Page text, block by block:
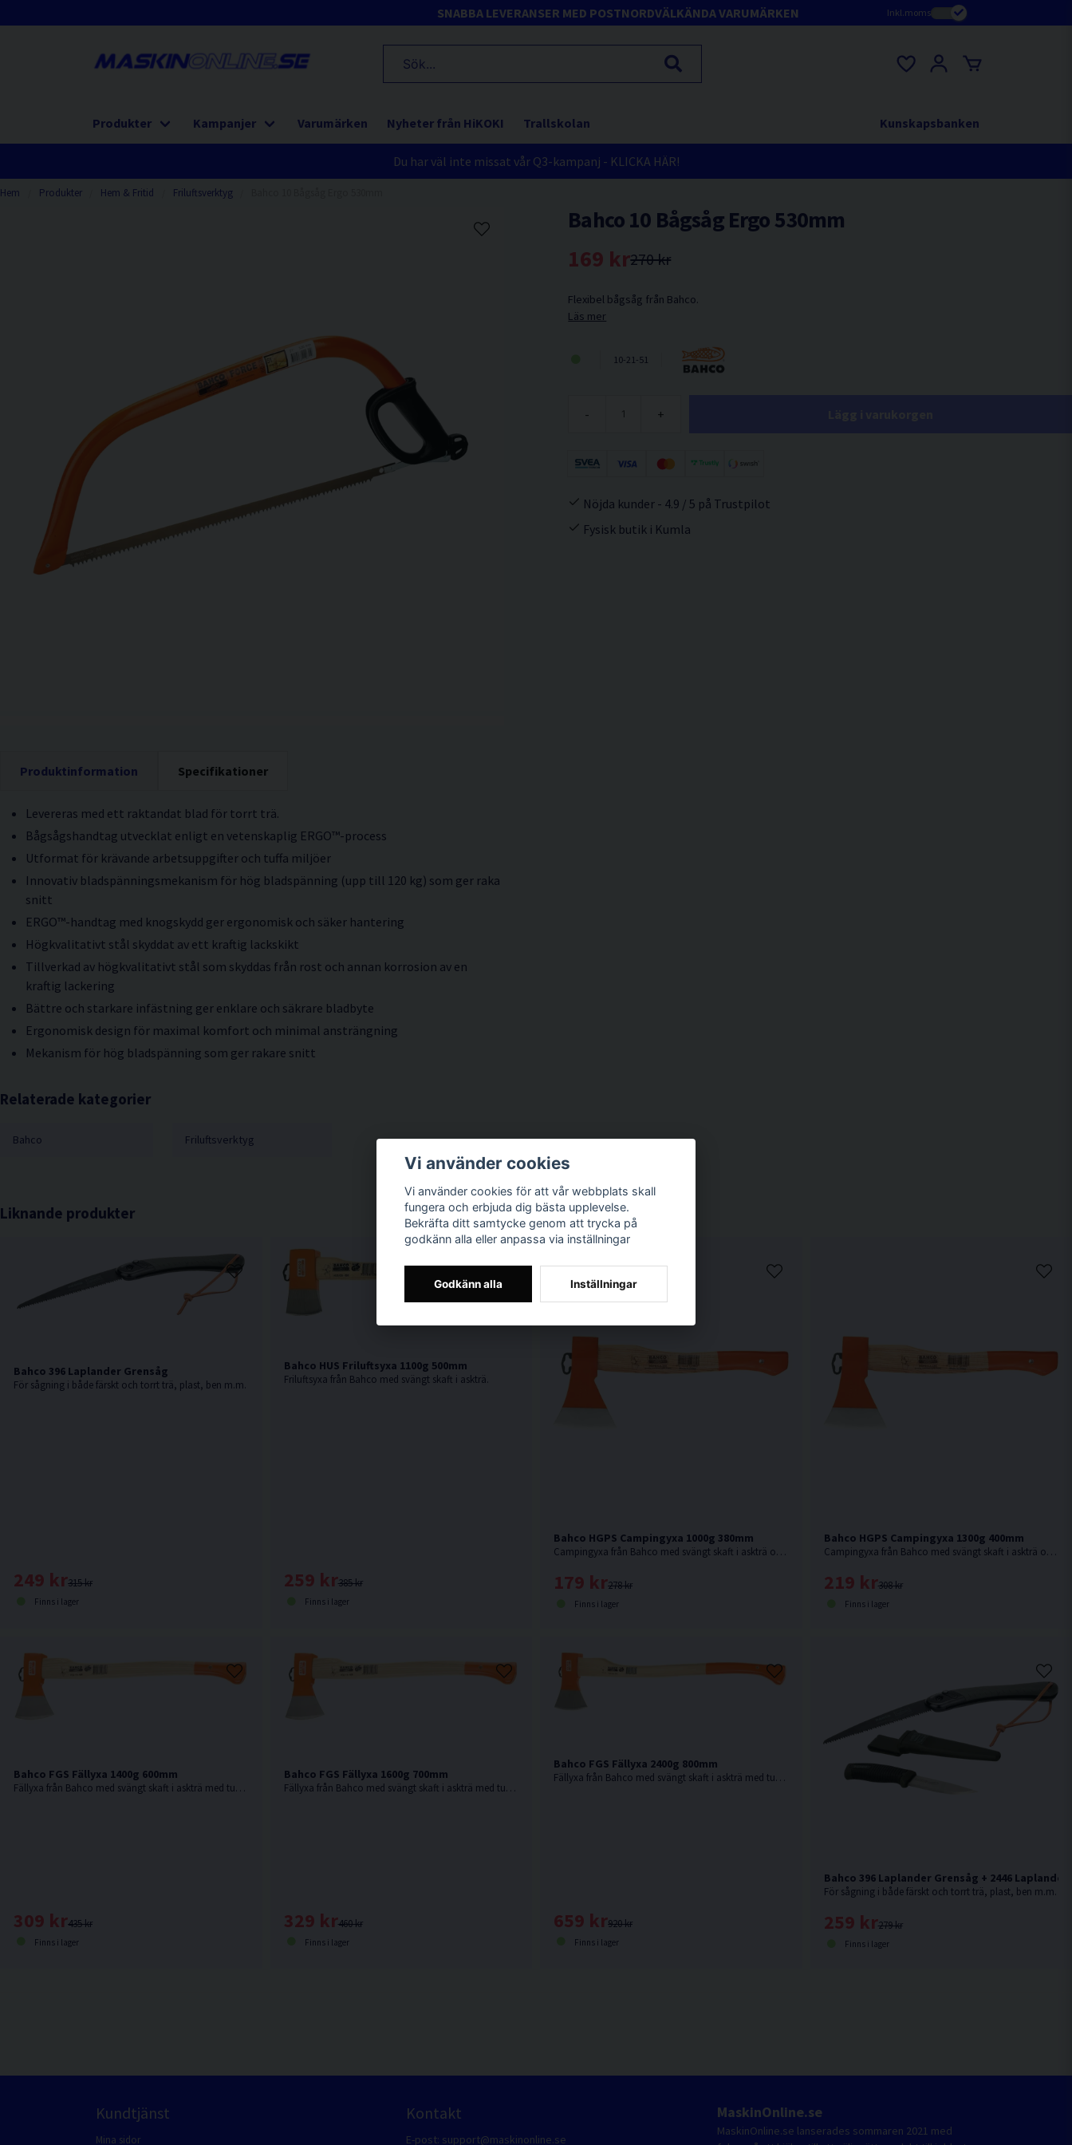
SNABBA LEVERANSER MED POSTNORDVÄLKÄNDA VARUMÄRKEN Inkl.moms
Produkter Kampanjer Varumärken Nyheter från HiKOKI Trallskolan Kunskapsbanken
Du har väl inte missat vår Q3-kampanj - KLICKA HÄR!
Hem Produkter Hem & Fritid Friluftsverktyg
Produktinformation Specifikationer
Levereras med ett raktandat blad för torrt trä.
Bågsågshandtag utvecklat enligt en vetenskaplig ERGO™-process
Utformat för krävande arbetsuppgifter och tuffa miljöer
Innovativ bladspänningsmekanism för hög bladspänning (upp till 120 kg) som ger raka
snitt
ERGO™-handtag med knogskydd ger ergonomisk och säker hantering
Högkvalitativt stål skyddat av ett kraftig lackskikt
Tillverkad av högkvalitativt stål som skyddas från rost och annan korrosion av en
kraftig lackering
Bättre och starkare infästning ger enklare och säkrare bladbyte
Ergonomisk design för maximal komfort och minimal ansträngning
Mekanism för hög bladspänning som ger rakare snitt
Relaterade kategorier
Bahco Friluftsverktyg
Bahco 10 Bågsåg Ergo 530mm
270 kr
169 kr
Flexibel bågsåg från Bahco.
Läs mer
10-21-51
- +
Nöjda kunder - 4.9 / 5 på Trustpilot
Fysisk butik i Kumla
Liknande produkter
Bahco 396 Laplander Grensåg
För sågning i både färskt och torrt trä, plast, ben m.m.
315 kr
249 kr
Finns i lager
Bahco HUS Friluftsyxa 1100g 500mm
Friluftsyxa från Bahco med svängt skaft i askträ.
385 kr
259 kr
Finns i lager
Bahco HGPS Campingyxa 1000g 380mm
Campingyxa från Bahco med svängt skaft i askträ och med bred egg.
278 kr
179 kr
Finns i lager
Bahco HGPS Campingyxa 1300g 400mm
Campingyxa från Bahco med svängt skaft i askträ och med bred egg.
308 kr
219 kr
Finns i lager
Bahco FGS Fällyxa 1400g 600mm
Fällyxa från Bahco med svängt skaft i askträ med tunnt skäregg.
435 kr
309 kr
Finns i lager
Bahco FGS Fällyxa 1600g 700mm
Fällyxa från Bahco med svängt skaft i askträ med tunnt skäregg.
460 kr
329 kr
Finns i lager
Bahco FGS Fällyxa 2400g 800mm
Fällyxa från Bahco med svängt skaft i askträ med tunnt skäregg.
920 kr
659 kr
Finns i lager
Bahco 396 Laplander Grensåg + 2446
För sågning i både färskt och torrt trä, plast, ben m.m.
279 kr
259 kr
Finns i lager
Kundtjänst
Mina sidor
Kontakt
E-post: support@maskinonline.se
MaskinOnline.se
MaskinOnline.se lanserades sommaren 2021 med
Vi använder cookies
Vi använder cookies för att vår webbplats skall
fungera och erbjuda dig bästa upplevelse.
Bekräfta ditt samtycke genom att trycka på
godkänn alla eller anpassa via inställningar
Godkänn alla Inställningar